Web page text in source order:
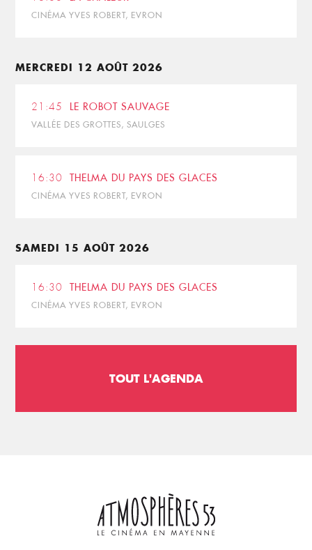
CINÉMA YVES ROBERT, EVRON
MERCREDI 12 AOÛT 2026
21:45 LE ROBOT SAUVAGE
VALLÉE DES GROTTES, SAULGES
16:30 THELMA DU PAYS DES GLACES
CINÉMA YVES ROBERT, EVRON
SAMEDI 15 AOÛT 2026
16:30 THELMA DU PAYS DES GLACES
CINÉMA YVES ROBERT, EVRON
TOUT L'AGENDA